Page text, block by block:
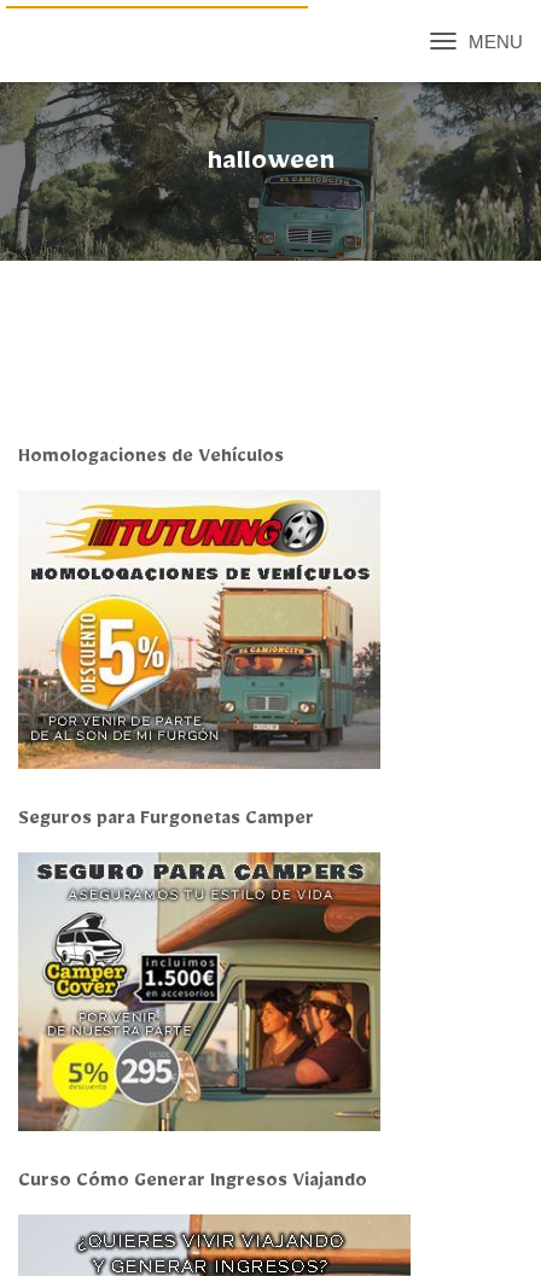
MODO
DE
NAVEGACIÓN
halloween
Homologaciones de Vehículos
Seguros para Furgonetas Camper
Curso Cómo Generar Ingresos Viajando